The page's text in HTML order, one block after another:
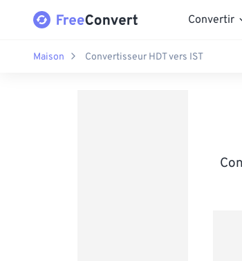
Convertir
Maison Convertisseur HDT vers IST